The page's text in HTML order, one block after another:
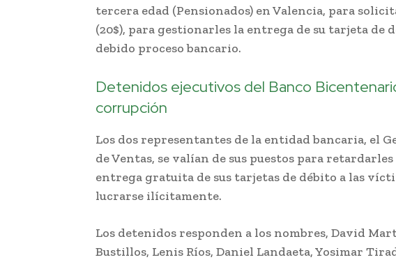
tercera edad (Pensionados) en Valencia, para
(20$), para gestionarles la entrega de su tarjeta de
debido proceso bancario.
Detenidos ejecutivos del Banco
corrupción
Los dos representantes de la entidad bancaria, el
de Ventas, se valían de sus puestos para
entrega gratuita de sus tarjetas de débito a las
lucrarse ilícitamente.
Los detenidos responden a los nombres, David
Bustillos, Lenis Ríos, Daniel Landaeta, Yosimar